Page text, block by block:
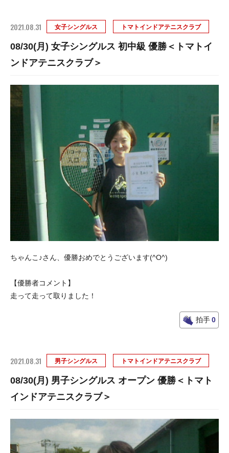
2021.08.31 女子シングルス トマトインドアテニスクラブ
08/30(月) 女子シングルス 初中級 優勝＜トマトイ
ンドアテニスクラブ＞
ちゃんこ♪さん、優勝おめでとうございます(^O^)
【優勝者コメント】
走って走って取りました！
拍手0
2021.08.31 男子シングルス トマトインドアテニスクラブ
08/30(月) 男子シングルス オープン 優勝＜トマト
インドアテニスクラブ＞